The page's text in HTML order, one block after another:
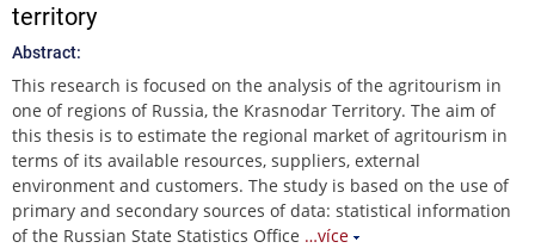
territory
Abstract:
This research is focused on the analysis of the agritourism in
one of regions of Russia, the Krasnodar Territory. The aim of
this thesis is to estimate the regional market of agritourism in
terms of its available resources, suppliers, external
environment and customers. The study is based on the use of
primary and secondary sources of data: statistical information
of the Russian State Statistics Office …více